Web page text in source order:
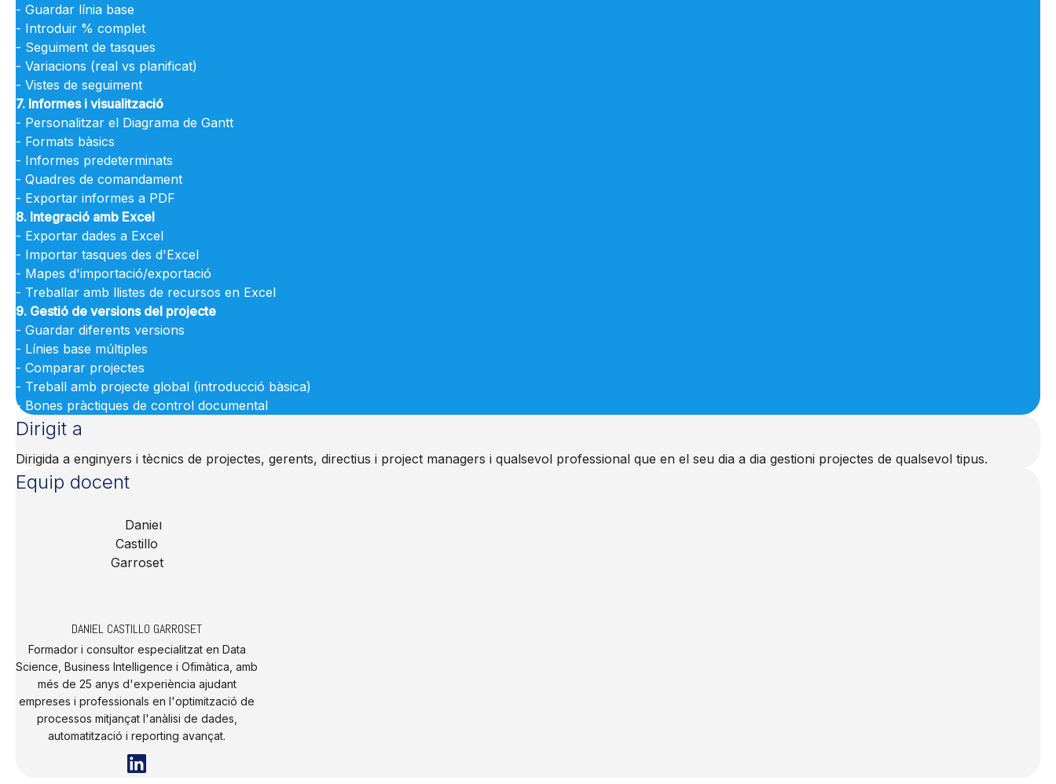
- Guardar línia base
- Introduir % complet
- Seguiment de tasques
- Variacions (real vs planificat)
- Vistes de seguiment
7. Informes i visualització
- Personalitzar el Diagrama de Gantt
- Formats bàsics
- Informes predeterminats
- Quadres de comandament
- Exportar informes a PDF
8. Integració amb Excel
- Exportar dades a Excel
- Importar tasques des d'Excel
- Mapes d'importació/exportació
- Treballar amb llistes de recursos en Excel
9. Gestió de versions del projecte
- Guardar diferents versions
- Línies base múltiples
- Comparar projectes
- Treball amb projecte global (introducció bàsica)
- Bones pràctiques de control documental
Dirigit a
Dirigida a enginyers i tècnics de projectes, gerents, directius i project managers i qualsevol professional que en el seu dia a dia gestioni projectes de qualsevol tipus.
Equip docent
DANIEL CASTILLO GARROSET
Formador i consultor especialitzat en Data
Science, Business Intelligence i Ofimàtica, amb
més de 25 anys d'experiència ajudant
empreses i professionals en l'optimització de
processos mitjançat l'anàlisi de dades,
automatització i reporting avançat.